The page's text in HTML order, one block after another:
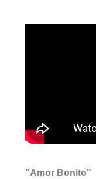
"Amor Bonito"